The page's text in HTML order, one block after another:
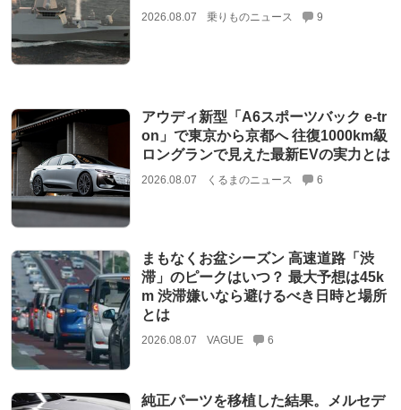
2026.08.07 乗りものニュース 9
アウディ新型「A6スポーツバック e-tr
on」で東京から京都へ 往復1000km級
ロングランで見えた最新EVの実力とは
2026.08.07 くるまのニュース 6
まもなくお盆シーズン 高速道路「渋
滞」のピークはいつ？ 最大予想は45k
m 渋滞嫌いなら避けるべき日時と場所
とは
2026.08.07 VAGUE 6
純正パーツを移植した結果。メルセデ